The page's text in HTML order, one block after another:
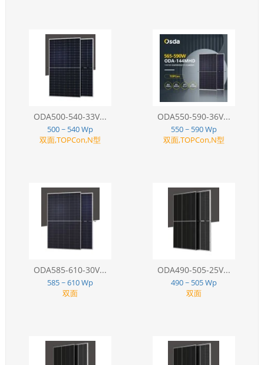
ODA500-540-33V...
500 ~ 540 Wp
双面,TOPCon,N型
ODA550-590-36V...
550 ~ 590 Wp
双面,TOPCon,N型
ODA585-610-30V...
585 ~ 610 Wp
双面
ODA490-505-25V...
490 ~ 505 Wp
双面